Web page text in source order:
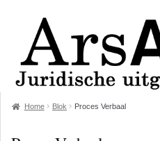
Home Blok Proces Verbaal